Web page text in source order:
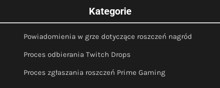
Kategorie
Powiadomienia w grze dotyczące roszczeń nagród
Proces odbierania Twitch Drops
Proces zgłaszania roszczeń Prime Gaming